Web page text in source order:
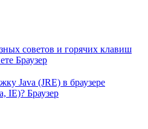
советов и горячих клавиш
Браузер
Java (JRE) в браузере
IE)? Браузер